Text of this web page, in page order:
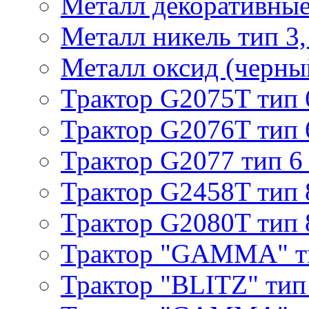
Металл никель тип
Металл оксид
Трактор G2075T тип
Трактор G2076T тип
Трактор G2077 тип 6
Трактор G2458T тип
Трактор G2080T тип
Трактор "GAMMA"
Трактор "BLITZ"